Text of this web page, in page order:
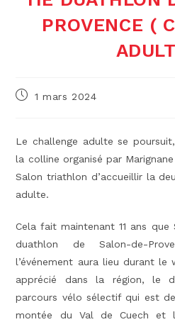
PROVENCE (
Publication
1 mars 2024
Le challenge adulte se
la colline organisé par
Salon triathlon d’accueillir la
adulte.
Cela fait maintenant 11 ans
duathlon de Salon-de-
l’événement aura lieu durant le
apprécié dans la région, le
parcours vélo sélectif qui est
montée du Val de Cuech et